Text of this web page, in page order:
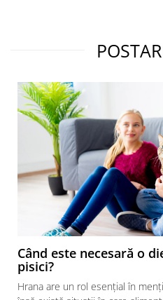
Când este necesară o
pisici?
Hrana are un rol esențial în